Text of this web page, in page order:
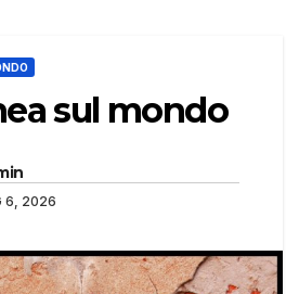
sul mondo
6, 2026